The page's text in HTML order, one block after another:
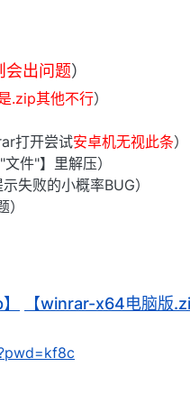
会出问题）
.zip其他不行）
打开尝试安卓机无视此条）
件"】里解压）
失败的小概率BUG）
【winrar-x64电脑版